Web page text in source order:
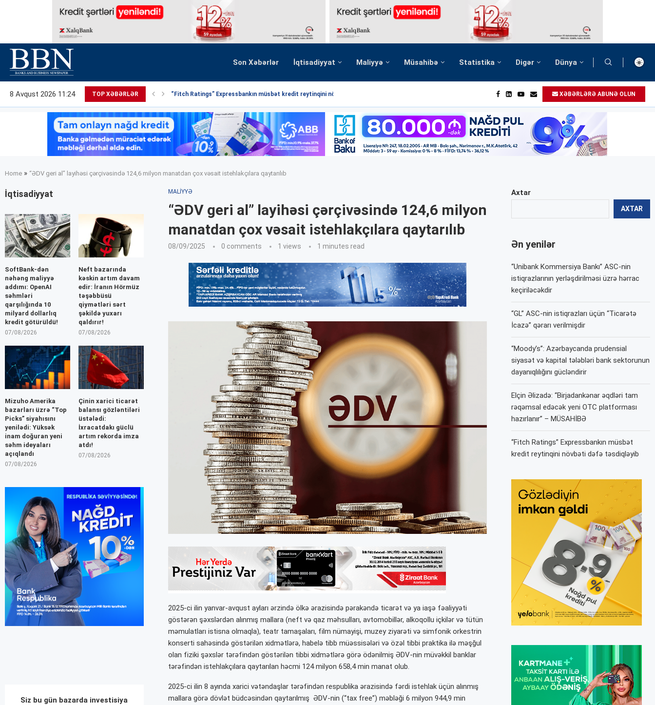
Son Xəbərlər İqtisadiyyat Maliyyə Müsahibə Statistika Digər Dünya
8 Avqust 2026 11:24 TOP XƏBƏRLƏR “Fitch Ratings” Expressbankın müsbət kredit reytinqini növbəti dəfə... XƏBƏRLƏRƏ ABUNƏ OLUN
Home » “ƏDV geri al” layihəsi çərçivəsində 124,6 milyon manatdan çox vəsait istehlakçılara qaytarılıb
MALIYYƏ
“ƏDV geri al” layihəsi çərçivəsində 124,6 milyon
manatdan çox vəsait istehlakçılara qaytarılıb
08/09/2025 0 comments 1 views 1 minutes read
2025-ci ilin yanvar-avqust ayları ərzində ölkə ərazisində pərakəndə ticarət və ya iaşə fəaliyyəti
göstərən şəxslərdən alınmış mallara (neft və qaz məhsulları, avtomobillər, alkoqollu içkilər və tütün
məmulatları istisna olmaqla), teatr tamaşaları, film nümayişi, muzey ziyarəti və simfonik orkestrin
konserti sahəsində göstərilən xidmətlərə, habelə tibb müəssisələri və özəl tibbi praktika ilə məşğul
olan fiziki şəxslər tərəfindən göstərilən tibbi xidmətlərə görə ödənilmiş ƏDV-nin müvəkkil banklar
tərəfindən istehlakçılara qaytarılan həcmi 124 milyon 658,4 min manat olub.
2025-ci ilin 8 ayında xarici vətəndaşlar tərəfindən respublika ərazisində fərdi istehlak üçün alınmış
mallara görə dövlət büdcəsindən qaytarılmış ƏDV-nin (“tax free”) məbləği 6 milyon 944,9 min
Axtar
AXTAR
Ən yenilər
“Unibank Kommersiya Bankı” ASC-nin
istiqrazlarının yerləşdirilməsi üzrə hərrac
keçiriləcəkdir
“GL” ASC-nin istiqrazları üçün “Ticarətə
İcazə” qərarı verilmişdir
“Moody’s”: Azərbaycanda prudensial
siyasət və kapital tələbləri bank sektorunun
dayanıqlılığını gücləndirir
Elçin Əlizadə: “Birjadankənar əqdləri tam
rəqəmsal edəcək yeni OTC platforması
hazırlanır” – MÜSAHİBƏ
“Fitch Ratings” Expressbankın müsbət
kredit reytinqini növbəti dəfə təsdiqləyib
İqtisadiyyat
SoftBank-dən
nəhəng maliyyə
addımı: OpenAI
səhmləri
qarşılığında 10
milyard dollarlıq
kredit götürüldü!
07/08/2026
Neft bazarında
kəskin artım davam
edir: İranın Hörmüz
təşəbbüsü
qiymətləri sərt
şəkildə yuxarı
qaldırır!
07/08/2026
Mizuho Amerika
bazarları üzrə “Top
Picks” siyahısını
yenilədi: Yüksək
inam doğuran yeni
səhm ideyaları
açıqlandı
07/08/2026
Çinin xarici ticarət
balansı gözləntiləri
üstələdi:
İxracatdakı güclü
artım rekorda imza
atdı!
07/08/2026
Siz bu gün bazarda investisiya